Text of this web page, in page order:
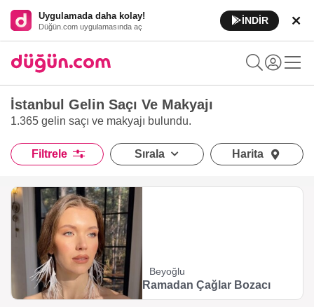
Uygulamada daha kolay!
Düğün.com uygulamasında aç
İNDİR
İstanbul Gelin Saçı Ve Makyajı
1.365 gelin saçı ve makyajı bulundu.
Filtrele Sırala Harita
Beyoğlu
Ramadan Çağlar Bozacı